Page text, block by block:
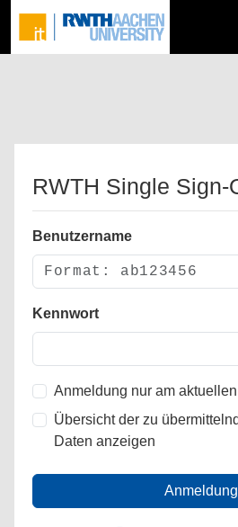
RWTH Single Sign-
Benutzername
Kennwort
Anmeldung nur am
Übersicht der zu
Daten anzeigen
Anmeldung